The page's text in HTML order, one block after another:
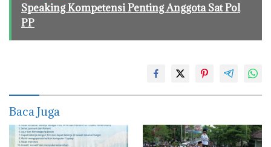
Speaking Kompetensi Penting Anggota Sat Pol
PP
Baca Juga